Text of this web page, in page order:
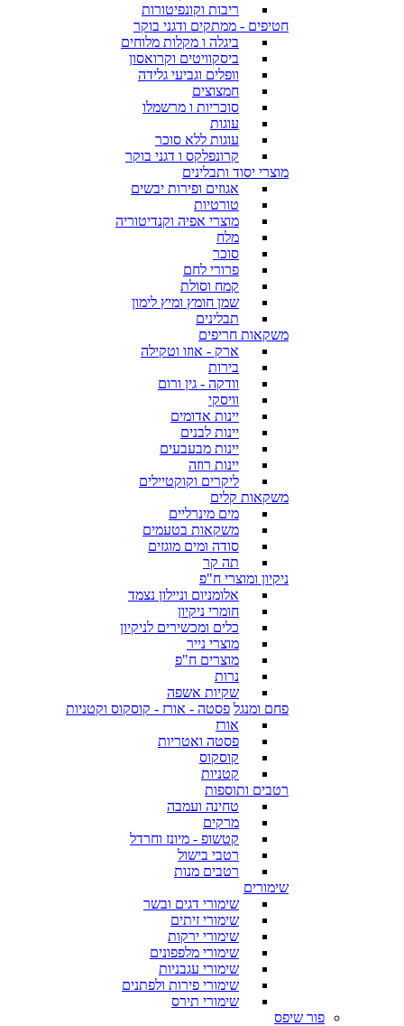
ריבות וקונפיטורות
חטיפים - ממתקים ודגני בוקר
ביגלה ו מקלות מלוחים
ביסקוויטים וקרואסון
וופלים וגביעי גלידה
חמצוצים
סוכריות ו מרשמלו
עוגות
עוגות ללא סוכר
קרונפלקס ו דגני בוקר
מוצרי יסוד ותבלינים
אגוזים ופירות יבשים
טורטיות
מוצרי אפיה וקנדיטוריה
מלח
סוכר
פרורי לחם
קמח וסולת
שמן חומץ ומיץ לימון
תבלינים
משקאות חריפים
ארק - אוזו וטקילה
בירות
וודקה - גין ורום
וויסקי
יינות אדומים
יינות לבנים
יינות מבעבעים
יינות רוזה
ליקרים וקוקטיילים
משקאות קלים
מים מינרליים
משקאות בטעמים
סודה ומים מוגזים
תה קר
ניקיון ומוצרי ח"פ
אלומניום וניילון נצמד
חומרי ניקיון
כלים ומכשירים לניקיון
מוצרי נייר
מוצרים ח"פ
נרות
שקיות אשפה
פחם ומנגל פסטה - אורז - קוסקוס וקטניות
אורז
פסטה ואטריות
קוסקוס
קטניות
רטבים ותוספות
טחינה ועמבה
מרקים
קטשופ - מיונז וחרדל
רטבי בישול
רטבים מנות
שימורים
שימורי דגים ובשר
שימורי זיתים
שימורי ירקות
שימורי מלפפונים
שימורי עגבניות
שימורי פירות ולפתנים
שימורי תירס
פור שיפס